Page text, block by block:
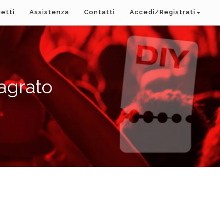
Assistenza Contatti Accedi/Registrati